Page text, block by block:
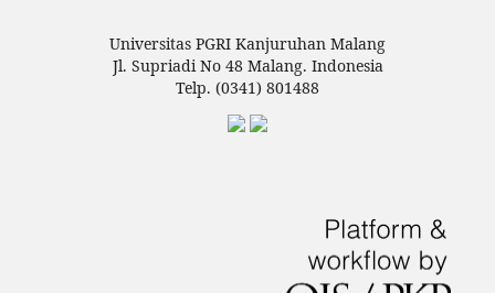
Universitas PGRI Kanjuruhan Malang
Jl. Supriadi No 48 Malang. Indonesia
Telp. (0341) 801488